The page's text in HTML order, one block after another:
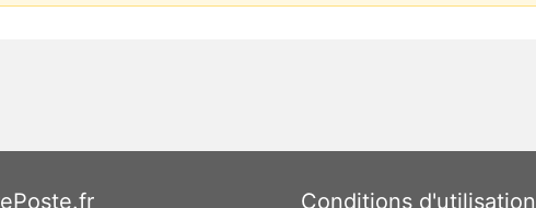
Conditions d'utilisation